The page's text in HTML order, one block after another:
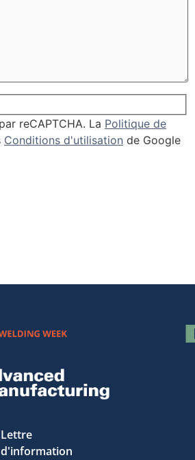
reCAPTCHA. La Politique de
Conditions d'utilisation de Google
Lettre
d'information